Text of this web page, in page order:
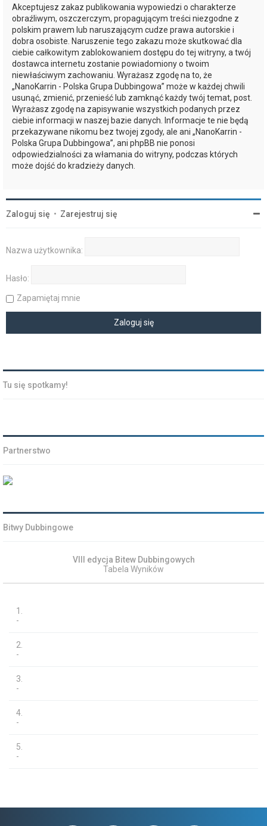
Akceptujesz zakaz publikowania wypowiedzi o charakterze
obraźliwym, oszczerczym, propagującym treści niezgodne z
polskim prawem lub naruszającym cudze prawa autorskie i
dobra osobiste. Naruszenie tego zakazu może skutkować dla
ciebie całkowitym zablokowaniem dostępu do tej witryny, a twój
dostawca internetu zostanie powiadomiony o twoim
niewłaściwym zachowaniu. Wyrażasz zgodę na to, że
„NanoKarrin - Polska Grupa Dubbingowa” może w każdej chwili
usunąć, zmienić, przenieść lub zamknąć każdy twój temat, post.
Wyrażasz zgodę na zapisywanie wszystkich podanych przez
ciebie informacji w naszej bazie danych. Informacje te nie będą
przekazywane nikomu bez twojej zgody, ale ani „NanoKarrin -
Polska Grupa Dubbingowa”, ani phpBB nie ponosi
odpowiedzialności za włamania do witryny, podczas których
może dojść do kradzieży danych.
Zaloguj się • Zarejestruj się
Nazwa użytkownika:
Hasło:
Zapamiętaj mnie
Tu się spotkamy!
Partnerstwo
Bitwy Dubbingowe
VIII edycja Bitew Dubbingowych
Tabela Wyników
1.
-
2.
-
3.
-
4.
-
5.
-